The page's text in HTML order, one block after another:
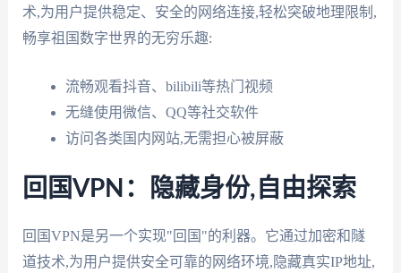
术,为用户提供稳定、安全的网络连接,轻松突破地理限制,
畅享祖国数字世界的无穷乐趣:
流畅观看抖音、bilibili等热门视频
无缝使用微信、QQ等社交软件
访问各类国内网站,无需担心被屏蔽
回国VPN：隐藏身份,自由探索
回国VPN是另一个实现"回国"的利器。它通过加密和隧
道技术,为用户提供安全可靠的网络环境,隐藏真实IP地址,